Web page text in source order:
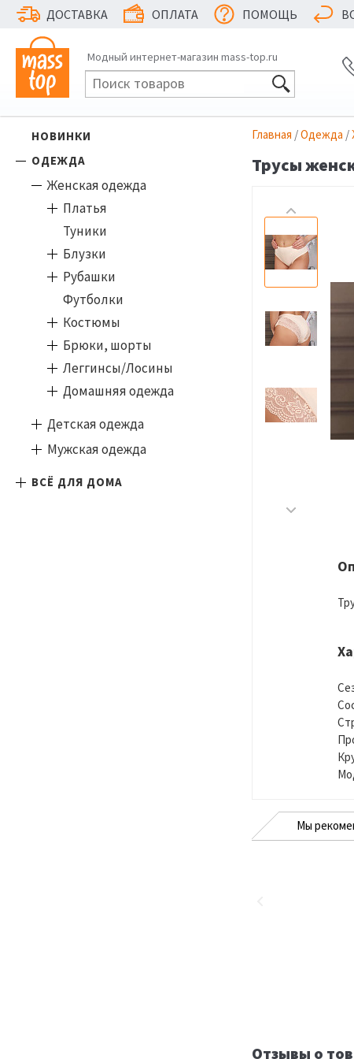
ДОСТАВКА ОПЛАТА ПОМОЩЬ
Модный интернет-магазин mass-top.ru
НОВИНКИ
ОДЕЖДА
Женская одежда
Платья
Туники
Блузки
Рубашки
Футболки
Костюмы
Брюки, шорты
Леггинсы/Лосины
Домашняя одежда
Детская одежда
Мужская одежда
ВСЁ ДЛЯ ДОМА
Главная /Одежда /
Трусы
Мы
Отзывы о